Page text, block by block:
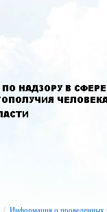
/ Информация о проведенных